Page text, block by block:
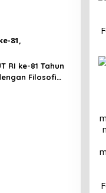
RI ke-81 Tahun
Filosofi